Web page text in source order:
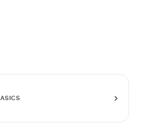
ASICS